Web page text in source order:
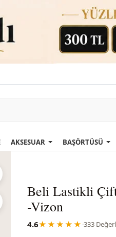
AKSESUAR BAŞÖRTÜSÜ
Beli Lastikli Çift
-Vizon
4.6★★★★★ ·333